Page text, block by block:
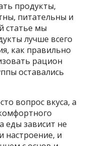
продукты,
питательны и
статье мы
лучше всего
как правильно
рацион
оставались
вопрос вкуса, а
еды зависит не
настроение, и